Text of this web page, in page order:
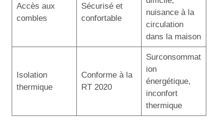
Accès aux
combles
Sécurisé et
confortable
nuisance à la
circulation
dans la maison
Isolation
thermique
Conforme à la
RT 2020
Surconsommat
ion
énergétique,
inconfort
thermique